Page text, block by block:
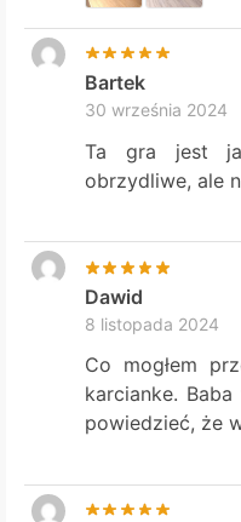
Bartek
30 września 2024
Ta gra jest
obrzydliwe, ale
Dawid
8 listopada 2024
Co mogłem
karcianke.
powiedzieć, że